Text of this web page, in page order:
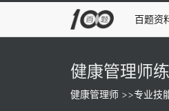
百题资
健康管理师
健康管理师 >>专业技